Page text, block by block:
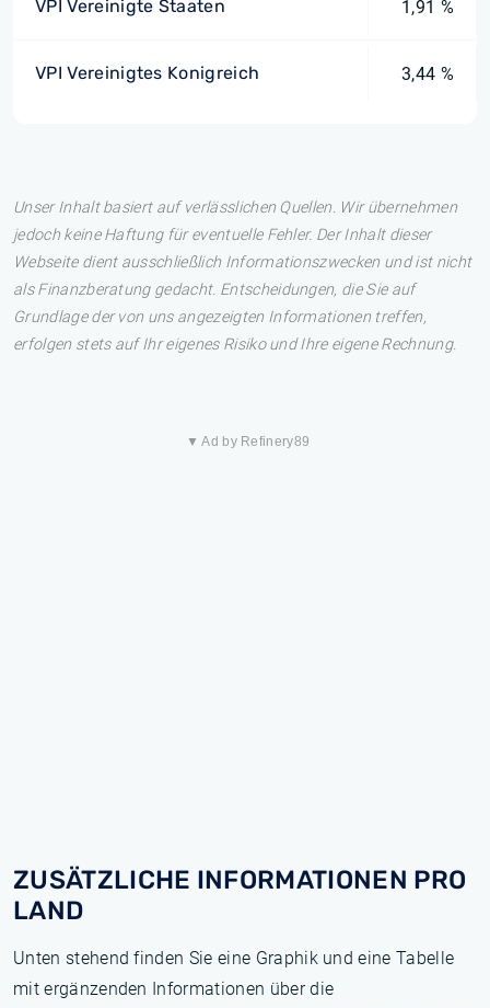
VPI Vereinigte Staaten 1,91 %
VPI Vereinigtes Konigreich 3,44 %
Unser Inhalt basiert auf verlässlichen Quellen. Wir übernehmen
jedoch keine Haftung für eventuelle Fehler. Der Inhalt dieser
Webseite dient ausschließlich Informationszwecken und ist nicht
als Finanzberatung gedacht. Entscheidungen, die Sie auf
Grundlage der von uns angezeigten Informationen treffen,
erfolgen stets auf Ihr eigenes Risiko und Ihre eigene Rechnung.
▼ Ad by Refinery89
ZUSÄTZLICHE INFORMATIONEN PRO
LAND
Unten stehend finden Sie eine Graphik und eine Tabelle
mit ergänzenden Informationen über die